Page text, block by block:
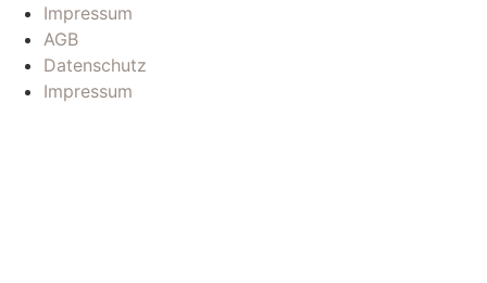
Impressum
AGB
Datenschutz
Impressum